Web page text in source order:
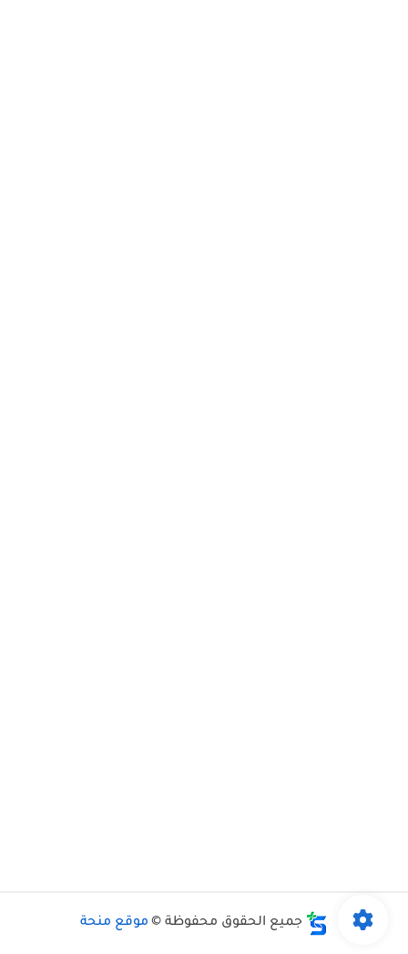
جميع الحقوق محفوظة © موقع منحة